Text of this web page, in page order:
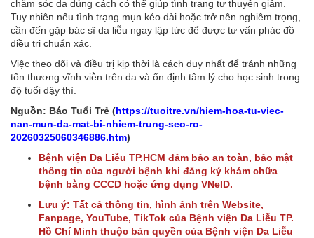
chăm sóc da đúng cách có thể giúp tình trạng tự thuyên giảm.
Tuy nhiên nếu tình trạng mụn kéo dài hoặc trở nên nghiêm trọng,
cần đến gặp bác sĩ da liễu ngay lập tức để được tư vấn phác đồ
điều trị chuẩn xác.
Việc theo dõi và điều trị kịp thời là cách duy nhất để tránh những
tổn thương vĩnh viễn trên da và ổn định tâm lý cho học sinh trong
độ tuổi dậy thì.
Nguồn: Báo Tuổi Trẻ (https://tuoitre.vn/hiem-hoa-tu-viec-
nan-mun-da-mat-bi-nhiem-trung-seo-ro-
20260325060346886.htm)
Bệnh viện Da Liễu TP.HCM đảm bảo an toàn, bảo mật
thông tin của người bệnh khi đăng ký khám chữa
bệnh bằng CCCD hoặc ứng dụng VNeID.
Lưu ý: Tất cả thông tin, hình ảnh trên Website,
Fanpage, YouTube, TikTok của Bệnh viện Da Liễu TP.
Hồ Chí Minh thuộc bản quyền của Bệnh viện Da Liễu